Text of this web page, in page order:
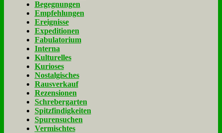
Begegnungen
Empfehlungen
Ereignisse
Expeditionen
Fabulatorium
Interna
Kulturelles
Kurioses
Nostalgisches
Rausverkauf
Rezensionen
Schrebergarten
Spitzfindigkeiten
Spurensuchen
Vermischtes